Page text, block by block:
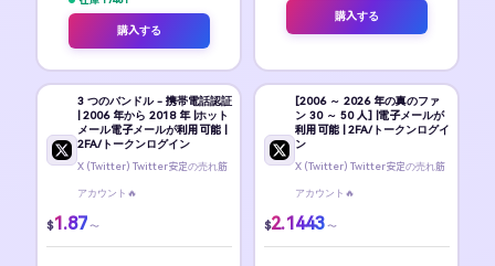
購入する
購入する
3 つのバンドル - 携帯電話認証
| 2006 年から 2018 年 |ホット
メール電子メールが利用可能 |
2FA/トークンログイン
X (Twitter) Twitter安定の売れ筋
アカウント🔥
$1.87 〜
[2006 ～ 2026 年の真のファ
ン 30 ～ 50 人] |電子メールが
利用可能 | 2FA/トークンログイ
ン
X (Twitter) Twitter安定の売れ筋
アカウント🔥
$2.1443 〜